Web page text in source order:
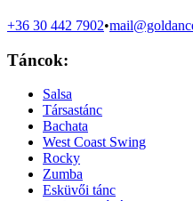
+36 30 442 7902•
Táncok:
Salsa
Társastánc
Bachata
West Coast Swing
Rocky
Zumba
Esküvői tánc